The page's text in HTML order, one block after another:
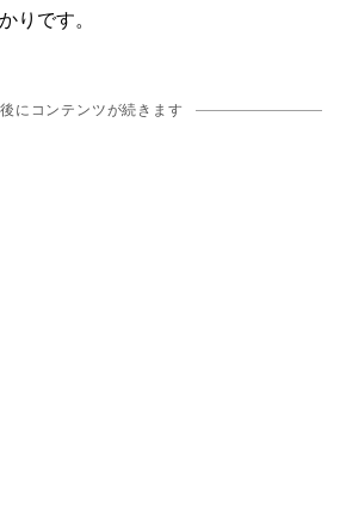
りです。
にコンテンツが続きます